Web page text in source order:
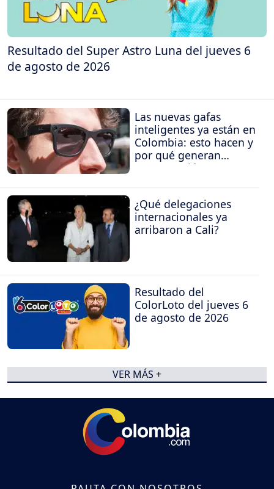
Resultado del Super Astro Luna del jueves 6
de agosto de 2026
Las nuevas gafas
inteligentes ya están en
Colombia: esto hacen y
por qué generan
preocupación
¿Qué delegaciones
internacionales ya
arribaron a Cali?
Resultado del
ColorLoto del jueves 6
de agosto de 2026
VER MÁS +